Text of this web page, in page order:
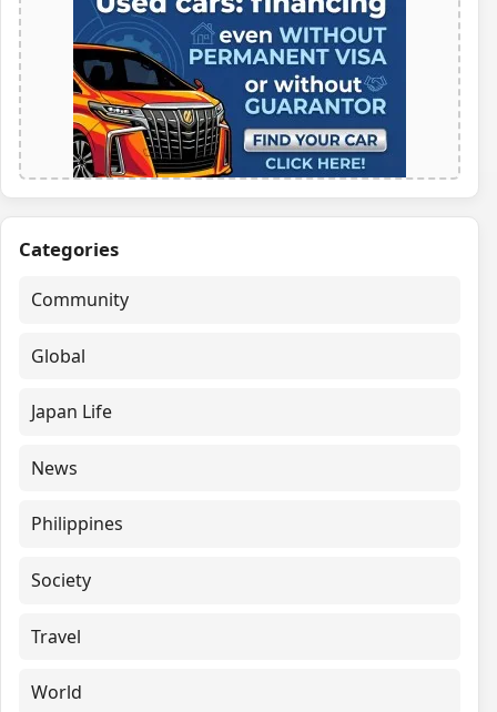
Categories
Community
Global
Japan Life
News
Philippines
Society
Travel
World